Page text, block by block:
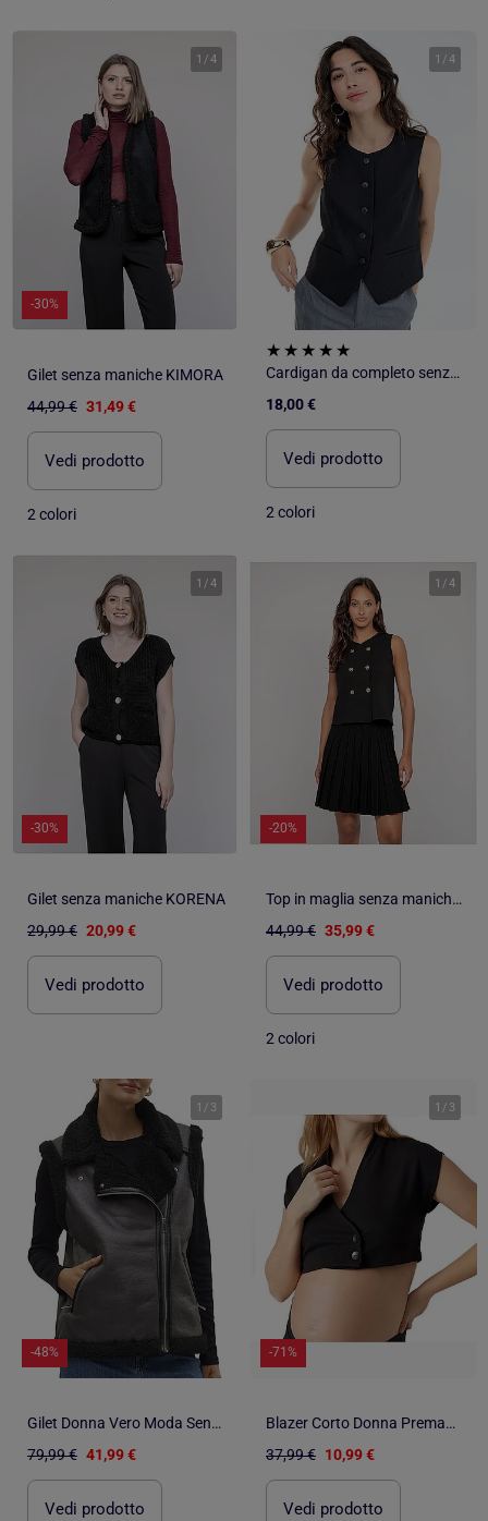
1 /4
-30%
Gilet senza maniche KIMORA
44,99 € 31,49 €
Vedi prodotto
2 colori
1 /4
Cardigan da completo senza maniche a tinta unita
18,00 €
Vedi prodotto
2 colori
1 /4
-30%
Gilet senza maniche KORENA
29,99 € 20,99 €
Vedi prodotto
1 /4
-20%
Top in maglia senza maniche FUTESS
44,99 € 35,99 €
Vedi prodotto
2 colori
1 / 3
-48%
Gilet Donna Vero Moda Senza Maniche
79,99 € 41,99 €
Vedi prodotto
1 / 3
-71%
Blazer Corto Donna Premaman Mamalicious
37,99 € 10,99 €
Vedi prodotto